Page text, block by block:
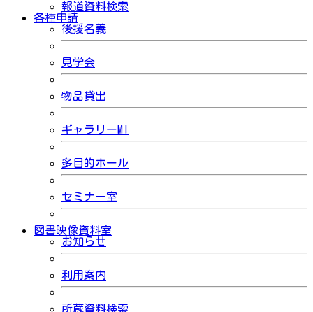
報道資料検索
各種申請
後援名義
見学会
物品貸出
ギャラリーMI
多目的ホール
セミナー室
図書映像資料室
お知らせ
利用案内
所蔵資料検索